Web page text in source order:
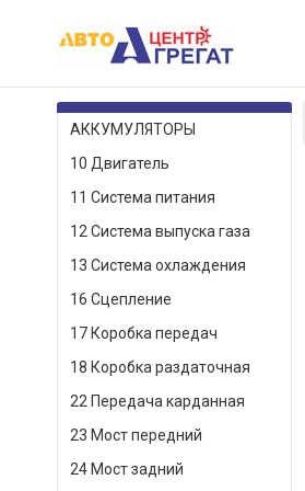
КАТАЛОГ ТОВАРОВ
АККУМУЛЯТОРЫ
10 Двигатель
11 Система питания
12 Система выпуска газа
13 Система охлаждения
16 Сцепление
17 Коробка передач
18 Коробка раздаточная
22 Передача карданная
23 Мост передний
24 Мост задний